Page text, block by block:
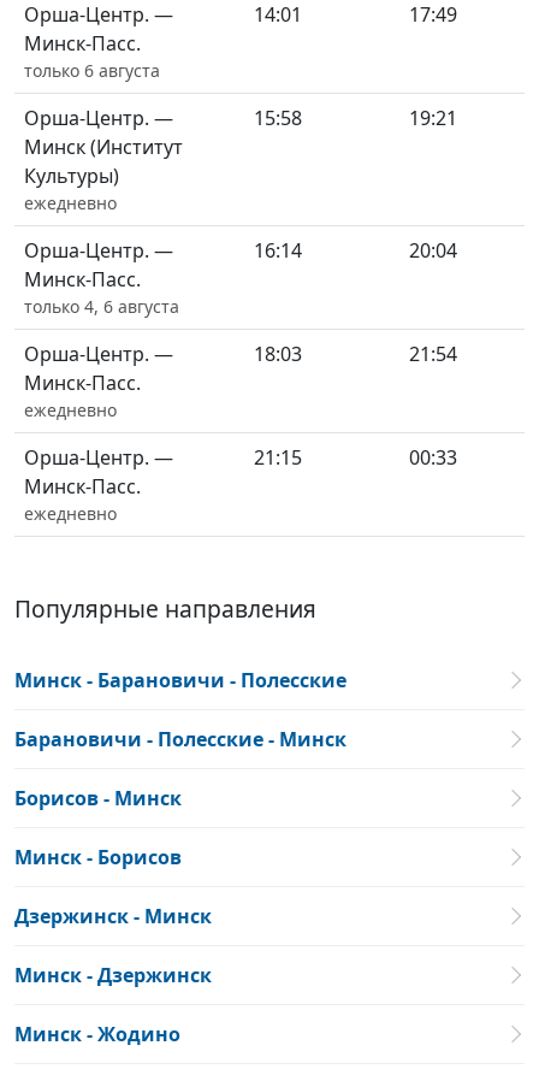
Орша-Центр. —
Минск-Пасс.
только 6 августа
14:01 17:49
Орша-Центр. —
Минск (Институт
Культуры)
ежедневно
15:58 19:21
Орша-Центр. —
Минск-Пасс.
только 4, 6 августа
16:14 20:04
Орша-Центр. —
Минск-Пасс.
ежедневно
18:03 21:54
Орша-Центр. —
Минск-Пасс.
ежедневно
21:15 00:33
Популярные направления
Минск - Барановичи - Полесские
Барановичи - Полесские - Минск
Борисов - Минск
Минск - Борисов
Дзержинск - Минск
Минск - Дзержинск
Минск - Жодино